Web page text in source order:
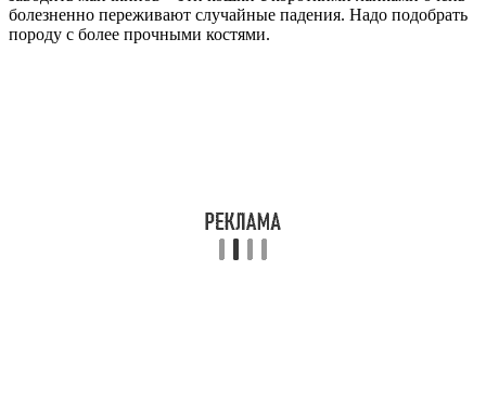
болезненно переживают случайные падения. Надо подобрать
породу с более прочными костями.